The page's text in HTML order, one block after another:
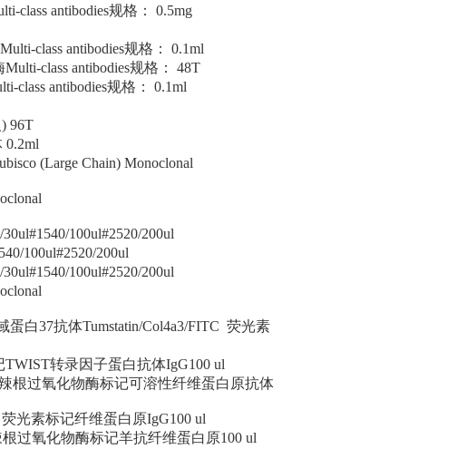
class antibodies规格： 0.5mg
class antibodies规格： 0.1ml
class antibodies规格： 48T
class antibodies规格： 0.1ml
96T
0.2ml
(Large Chain) Monoclonal
100ul#2520/200ul
100ul#2520/200ul
100ul#2520/200ul
蛋白37抗体Tumstatin/Col4a3/FITC 荧光素
转录因子蛋白抗体IgG100 ul
根过氧化物酶标记可溶性纤维蛋白原抗体
光素标记纤维蛋白原IgG100 ul
过氧化物酶标记羊抗纤维蛋白原100 ul